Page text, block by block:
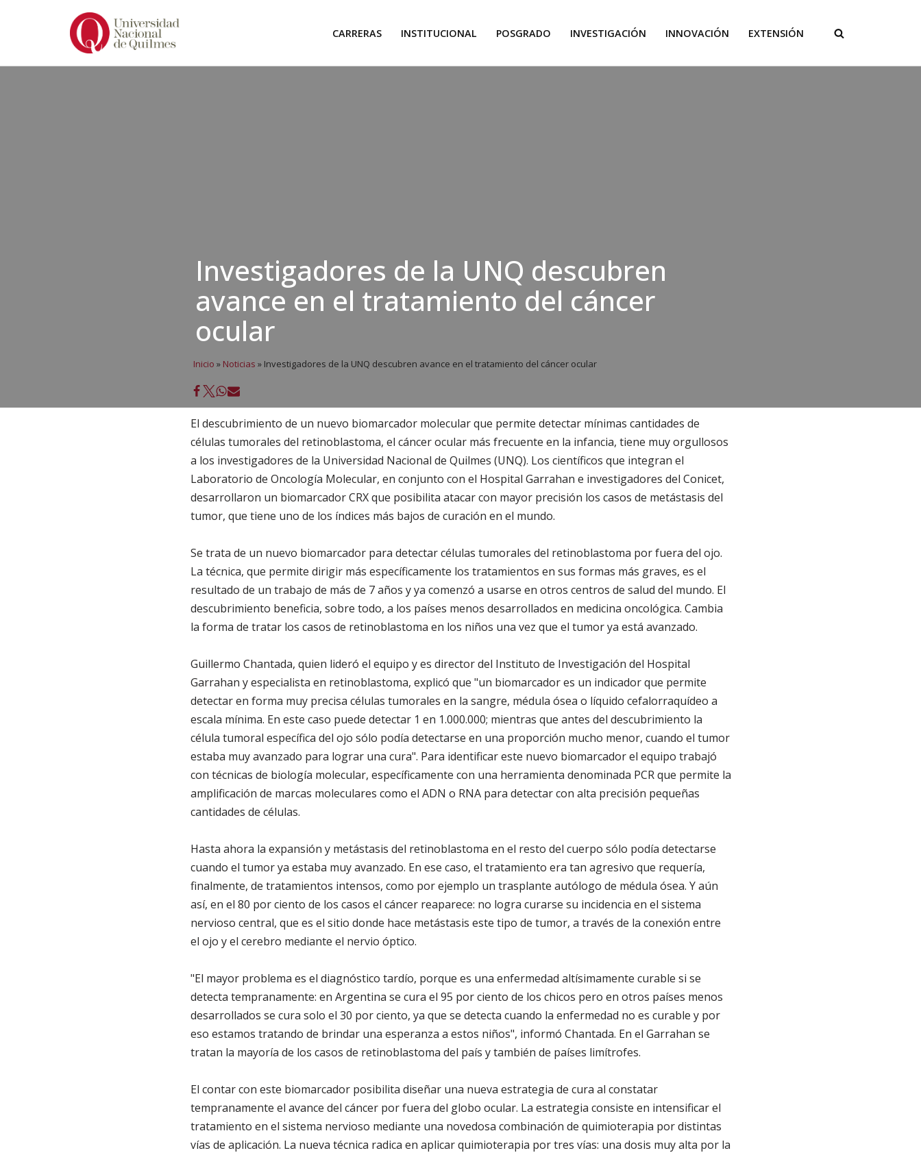
CARRERAS INSTITUCIONAL POSGRADO INVESTIGACIÓN INNOVACIÓN EXTENSIÓN
Investigadores de la UNQ descubren
avance en el tratamiento del cáncer
ocular
Inicio » Noticias » Investigadores de la UNQ descubren avance en el tratamiento del cáncer ocular
El descubrimiento de un nuevo biomarcador molecular que permite detectar mínimas cantidades de
células tumorales del retinoblastoma, el cáncer ocular más frecuente en la infancia, tiene muy orgullosos
a los investigadores de la Universidad Nacional de Quilmes (UNQ). Los científicos que integran el
Laboratorio de Oncología Molecular, en conjunto con el Hospital Garrahan e investigadores del Conicet,
desarrollaron un biomarcador CRX que posibilita atacar con mayor precisión los casos de metástasis del
tumor, que tiene uno de los índices más bajos de curación en el mundo.
Se trata de un nuevo biomarcador para detectar células tumorales del retinoblastoma por fuera del ojo.
La técnica, que permite dirigir más específicamente los tratamientos en sus formas más graves, es el
resultado de un trabajo de más de 7 años y ya comenzó a usarse en otros centros de salud del mundo. El
descubrimiento beneficia, sobre todo, a los países menos desarrollados en medicina oncológica. Cambia
la forma de tratar los casos de retinoblastoma en los niños una vez que el tumor ya está avanzado.
Guillermo Chantada, quien lideró el equipo y es director del Instituto de Investigación del Hospital
Garrahan y especialista en retinoblastoma, explicó que "un biomarcador es un indicador que permite
detectar en forma muy precisa células tumorales en la sangre, médula ósea o líquido cefalorraquídeo a
escala mínima. En este caso puede detectar 1 en 1.000.000; mientras que antes del descubrimiento la
célula tumoral específica del ojo sólo podía detectarse en una proporción mucho menor, cuando el tumor
estaba muy avanzado para lograr una cura". Para identificar este nuevo biomarcador el equipo trabajó
con técnicas de biología molecular, específicamente con una herramienta denominada PCR que permite la
amplificación de marcas moleculares como el ADN o RNA para detectar con alta precisión pequeñas
cantidades de células.
Hasta ahora la expansión y metástasis del retinoblastoma en el resto del cuerpo sólo podía detectarse
cuando el tumor ya estaba muy avanzado. En ese caso, el tratamiento era tan agresivo que requería,
finalmente, de tratamientos intensos, como por ejemplo un trasplante autólogo de médula ósea. Y aún
así, en el 80 por ciento de los casos el cáncer reaparece: no logra curarse su incidencia en el sistema
nervioso central, que es el sitio donde hace metástasis este tipo de tumor, a través de la conexión entre
el ojo y el cerebro mediante el nervio óptico.
"El mayor problema es el diagnóstico tardío, porque es una enfermedad altísimamente curable si se
detecta tempranamente: en Argentina se cura el 95 por ciento de los chicos pero en otros países menos
desarrollados se cura solo el 30 por ciento, ya que se detecta cuando la enfermedad no es curable y por
eso estamos tratando de brindar una esperanza a estos niños", informó Chantada. En el Garrahan se
tratan la mayoría de los casos de retinoblastoma del país y también de países limítrofes.
El contar con este biomarcador posibilita diseñar una nueva estrategia de cura al constatar
tempranamente el avance del cáncer por fuera del globo ocular. La estrategia consiste en intensificar el
tratamiento en el sistema nervioso mediante una novedosa combinación de quimioterapia por distintas
vías de aplicación. La nueva técnica radica en aplicar quimioterapia por tres vías: una dosis muy alta por la